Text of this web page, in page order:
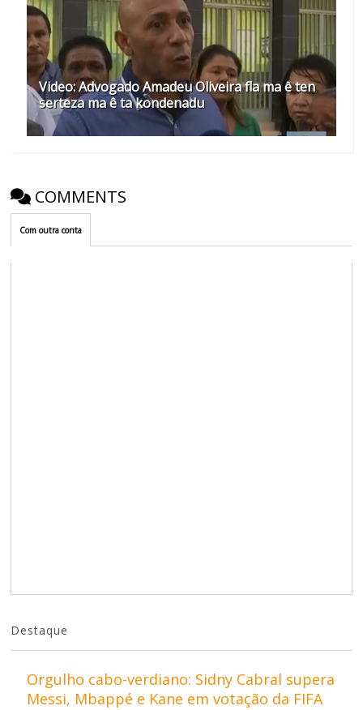
Video: Advogado Amadeu Oliveira fla ma ê ten
serteza ma ê ta kondenadu
COMMENTS
Com outra conta
Destaque
Orgulho cabo-verdiano: Sidny Cabral supera
Messi, Mbappé e Kane em votação da FIFA